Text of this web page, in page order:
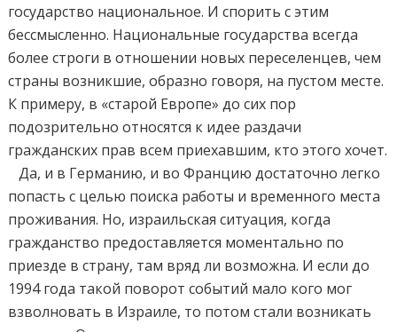
государство национальное. И спорить с этим
бессмысленно. Национальные государства всегда
более строги в отношении новых переселенцев, чем
страны возникшие, образно говоря, на пустом месте.
К примеру, в «старой Европе» до сих пор
подозрительно относятся к идее раздачи
гражданских прав всем приехавшим, кто этого хочет.
Да, и в Германию, и во Францию достаточно легко
попасть с целью поиска работы и временного места
проживания. Но, израильская ситуация, когда
гражданство предоставляется моментально по
приезде в страну, там вряд ли возможна. И если до
1994 года такой поворот событий мало кого мог
взволновать в Израиле, то потом стали возникать